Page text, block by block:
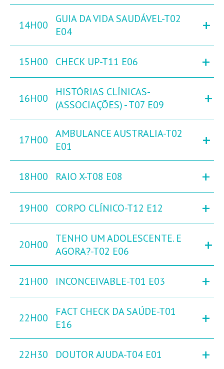
14H00
GUIA DA VIDA SAUDÁVEL-T02
E04
+
15H00 CHECK UP-T11 E06 +
16H00
HISTÓRIAS CLÍNICAS-
(ASSOCIAÇÕES) - T07 E09
+
17H00
AMBULANCE AUSTRALIA-T02
E01
+
18H00 RAIO X-T08 E08 +
19H00 CORPO CLÍNICO-T12 E12 +
20H00
TENHO UM ADOLESCENTE. E
AGORA?-T02 E06
+
21H00 INCONCEIVABLE-T01 E03 +
22H00
FACT CHECK DA SAÚDE-T01
E16
+
22H30 DOUTOR AJUDA-T04 E01 +